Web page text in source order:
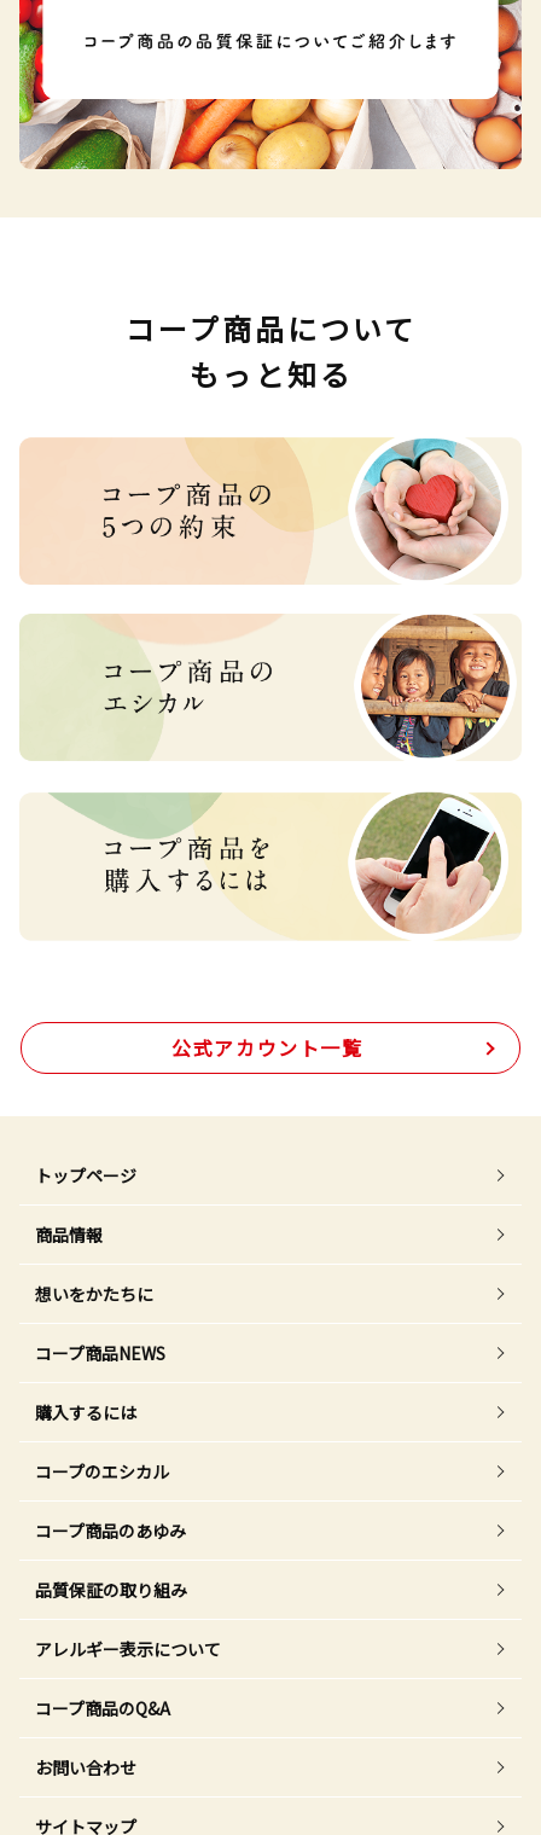
コープ商品について
もっと知る
公式アカウント一覧
トップページ
商品情報
想いをかたちに
コープ商品NEWS
購入するには
コープのエシカル
コープ商品のあゆみ
品質保証の取り組み
アレルギー表示について
コープ商品のQ&A
お問い合わせ
サイトマップ